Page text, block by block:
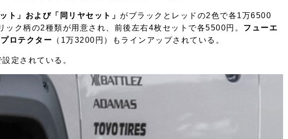
ト」および「同リヤセット」 がブラックとレッドの2色で各1万6500
ック柄の2種類が用意され、前後左右4枚セットで各5500円。 フューエ
ロテクター （1万3200円）もラインアップされている。
定されている。